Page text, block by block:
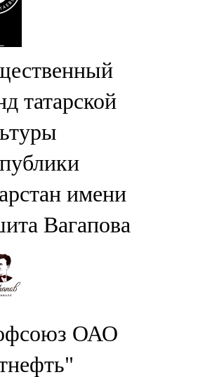
татарской
имени
Вагапова
ОАО